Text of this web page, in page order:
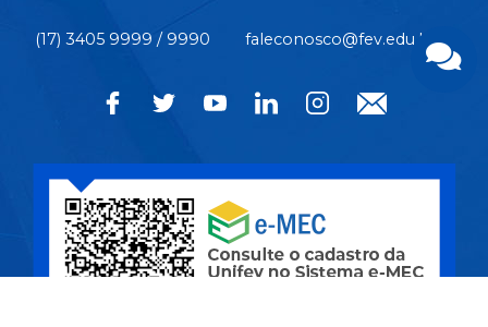
(17) 3405 9999 / 9990 faleconosco@fev.edu.br